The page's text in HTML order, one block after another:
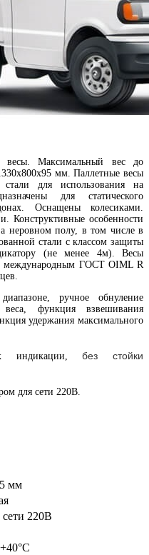
весы. Максимальный вес до
мм. Паллетные весы
для использования на
для статического
Оснащены колесиками.
Конструктивные особенности
неровном полу, в том числе в
стали с классом защиты
(не менее 4м). Весы
международным ГОСТ OIML R
ручное обнуление
функция взвешивания
удержания максимального
индикации,без стойки
для сети 220В.
мм
220В